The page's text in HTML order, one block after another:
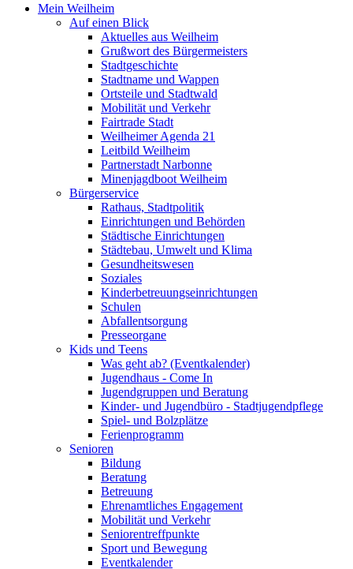
Mein Weilheim
Auf einen Blick
Aktuelles aus Weilheim
Grußwort des Bürgermeisters
Stadtgeschichte
Stadtname und Wappen
Ortsteile und Stadtwald
Mobilität und Verkehr
Fairtrade Stadt
Weilheimer Agenda 21
Leitbild Weilheim
Partnerstadt Narbonne
Minenjagdboot Weilheim
Bürgerservice
Rathaus, Stadtpolitik
Einrichtungen und Behörden
Städtische Einrichtungen
Städtebau, Umwelt und Klima
Gesundheitswesen
Soziales
Kinderbetreuungseinrichtungen
Schulen
Abfallentsorgung
Presseorgane
Kids und Teens
Was geht ab? (Eventkalender)
Jugendhaus - Come In
Jugendgruppen und Beratung
Kinder- und Jugendbüro - Stadtjugendpflege
Spiel- und Bolzplätze
Ferienprogramm
Senioren
Bildung
Beratung
Betreuung
Ehrenamtliches Engagement
Mobilität und Verkehr
Seniorentreffpunkte
Sport und Bewegung
Eventkalender